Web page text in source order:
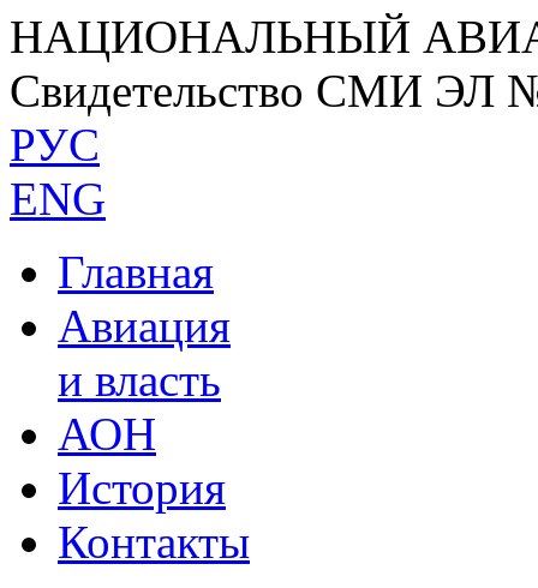
НАЦИОНАЛЬНЫЙ
Свидетельство СМИ ЭЛ
РУС
ENG
Главная
Авиация
и власть
АОН
История
Контакты